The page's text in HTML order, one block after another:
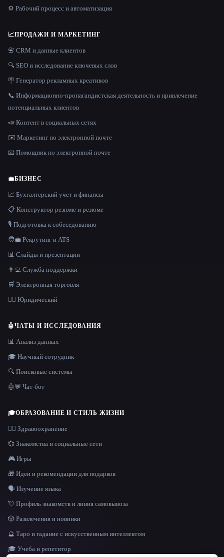
ЯЗЫК
⚙️ Рабочий процесс и автоматизация
📈ПРОДАЖИ И МАРКЕТИНГ
📇 CRM и данные клиентов
🔍 SEO и исследование ключевых слов
🪧 Генератор рекламных креативов
📞 Информационно-пропагандистская деятельность и привлечение
потенциальных клиентов
📣 Контент в социальных сетях
✉️ Маркетинг по электронной почте
📧 Помощник по электронной почте
💼БИЗНЕС
📈 Бухгалтерский учет и финансы
📋 Конструктор резюме и резюме
🎙️ Подготовка к собеседованию
🧑‍💼 Рекрутинг и ATS
📊 Слайды и презентации
👨‍💻 Служба поддержки
🛒 Электронная торговля
👩‍⚖️ Юридический
🤖ЧАТЫ И ИССЛЕДОВАНИЯ
📊 Анализ данных
🎓 Научный сотрудник
🔍 Поисковые системы
🤖💬 Чат-бот
🎓ОБРАЗОВАНИЕ И СТИЛЬ ЖИЗНИ
👩‍⚕️ Здравоохранение
💞 Знакомства и социальные сети
🎮 Игры
🎁 Идеи и рекомендации для подарков
🗣️ Изучение языка
💘 Профиль знакомств и линия самовывоза
🎲 Развлечения и новинки
🔮 Таро и гадание с искусственным интеллектом
🎓 Учеба и репетитор